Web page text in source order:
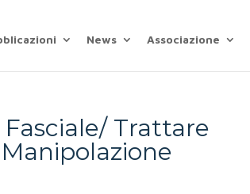
News Associazione
Trattare